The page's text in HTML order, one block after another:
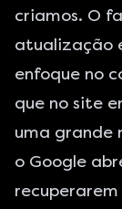
criamos. O
atualização
enfoque no
que no site
uma grande
o Google